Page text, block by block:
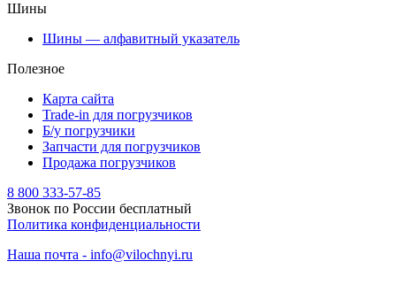
Шины
Шины — алфавитный указатель
Полезное
Карта сайта
Trade-in для погрузчиков
Б/у погрузчики
Запчасти для погрузчиков
Продажа погрузчиков
8 800 333-57-85
Звонок по России бесплатный
Политика конфиденциальности
Наша почта - info@vilochnyi.ru